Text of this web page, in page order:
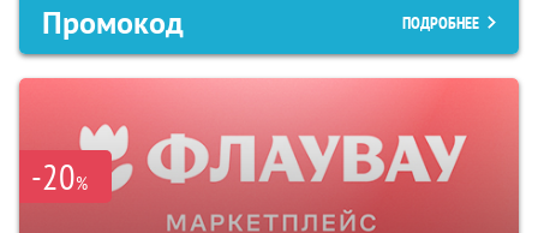
Промокод ПОДРОБНЕЕ
-20%